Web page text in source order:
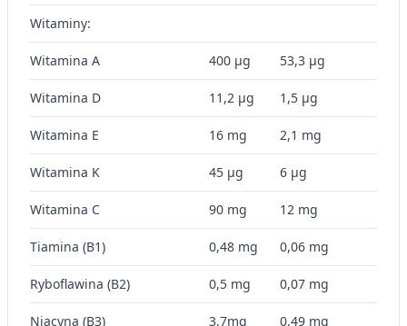
Witaminy:
Witamina A 400 µg 53,3 µg
Witamina D 11,2 µg 1,5 µg
Witamina E 16 mg 2,1 mg
Witamina K 45 µg 6 µg
Witamina C 90 mg 12 mg
Tiamina (B1) 0,48 mg 0,06 mg
Ryboflawina (B2) 0,5 mg 0,07 mg
Niacyna (B3) 3,7mg 0,49 mg